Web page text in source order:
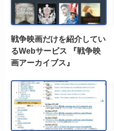
戦争映画だけを紹介してい
るWebサービス 『戦争映
画アーカイブス』